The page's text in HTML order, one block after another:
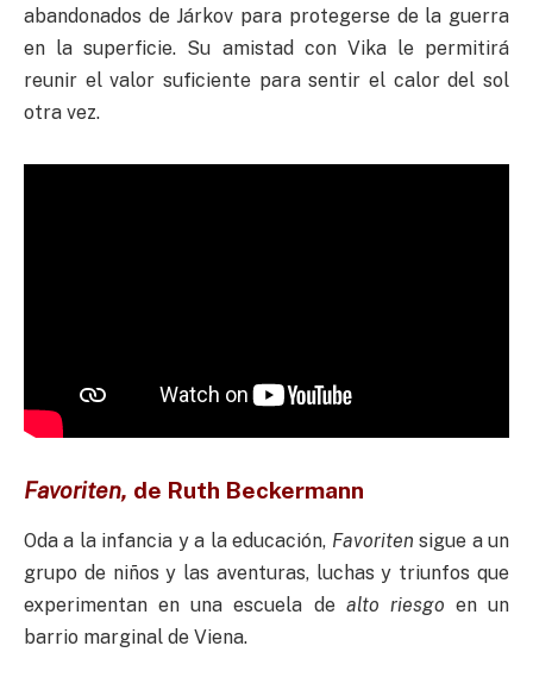
abandonados de Járkov para protegerse de la guerra
en la superficie. Su amistad con Vika le permitirá
reunir el valor suficiente para sentir el calor del sol
otra vez.
Favoriten, de Ruth Beckermann
Oda a la infancia y a la educación, Favoriten sigue a un
grupo de niños y las aventuras, luchas y triunfos que
experimentan en una escuela de alto riesgo en un
barrio marginal de Viena.